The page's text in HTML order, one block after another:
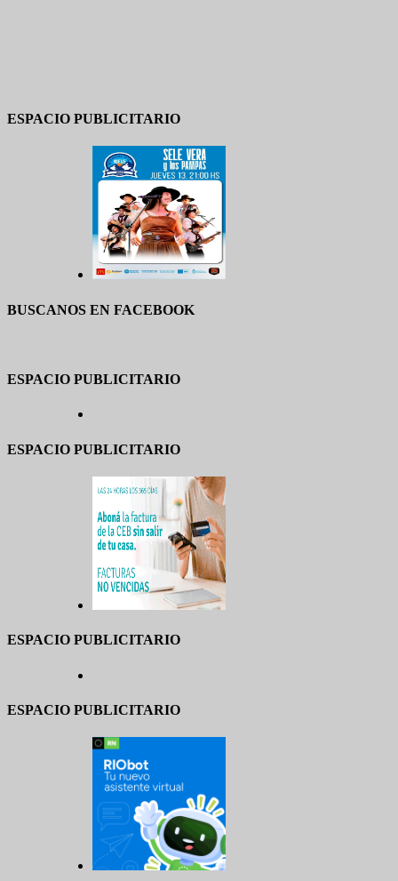
ESPACIO PUBLICITARIO
BUSCANOS EN FACEBOOK
ESPACIO PUBLICITARIO
ESPACIO PUBLICITARIO
ESPACIO PUBLICITARIO
ESPACIO PUBLICITARIO